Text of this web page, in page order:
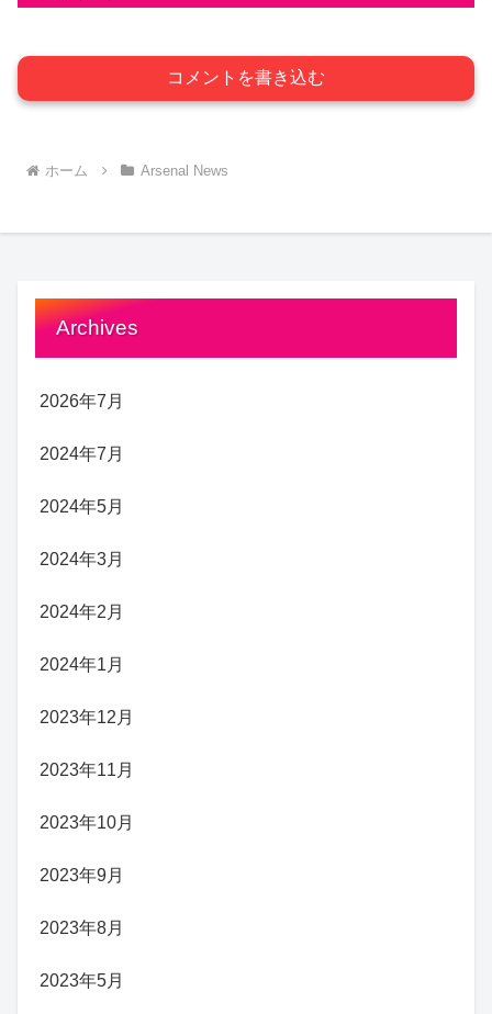
コメントを書き込む
ホーム Arsenal News
Archives
2026年7月
2024年7月
2024年5月
2024年3月
2024年2月
2024年1月
2023年12月
2023年11月
2023年10月
2023年9月
2023年8月
2023年5月